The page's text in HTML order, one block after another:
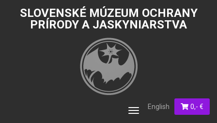
SLOVENSKÉ MÚZEUM OCHRANY
PRÍRODY A JASKYNIARSTVA
English 0,- €
Toggle